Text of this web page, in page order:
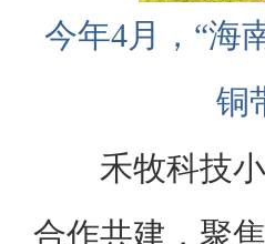
今年4月，“海
铜
禾牧科技
合作共建，聚